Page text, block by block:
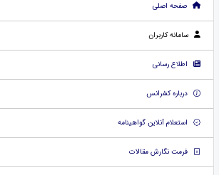
صفحه اصلی
سامانه کاربران
اطلاع رسانی
درباره کنفرانس
استعلام آنلاین گواهینامه
فرمت نگارش مقالات